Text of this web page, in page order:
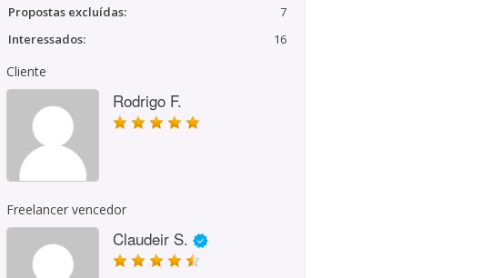
Propostas excluídas:
7
Interessados:
16
Cliente
Rodrigo F.
Freelancer vencedor
Claudeir S.